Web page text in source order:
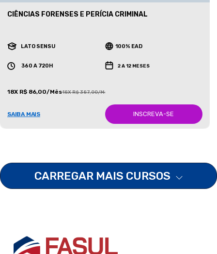
CIÊNCIAS FORENSES E PERÍCIA CRIMINAL
LATO SENSU 100% EAD
360 A 720H 2 A 12 MESES
18X R$ 86,00/Mês18X R$ 387,00/Mês
SAIBA MAIS INSCREVA-SE
CARREGAR MAIS CURSOS